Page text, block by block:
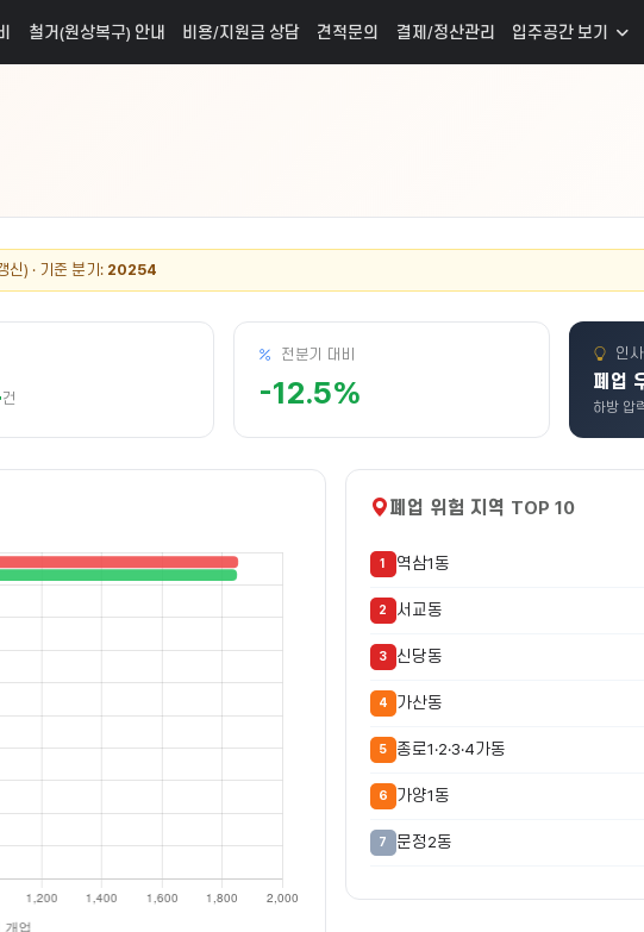
철거(원상복구) 안내 비용/지원금 상담 견적문의 결제/정산관리 입주공간 보기
신) · 기준 분기: 20254
건
전분기 대비
-12.5%
인
폐업
하방 압
폐업 위험 지역 TOP 10
1 역삼1동
2 서교동
3 신당동
4 가산동
5 종로1·2·3·4가동
6 가양1동
7 문정2동